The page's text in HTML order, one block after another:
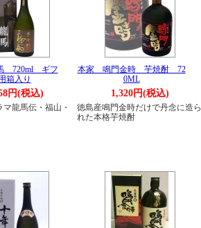
720ml ギフ
箱入り
円(税込)
龍馬伝・福山・
本家 鳴門金時 芋焼酎 72
0ML
1,320円(税込)
徳島産鳴門金時だけで丹念に造ら
れた本格芋焼酎